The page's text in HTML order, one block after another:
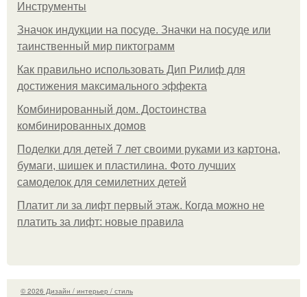
Инструменты
Значок индукции на посуде. Значки на посуде или
таинственный мир пиктограмм
Как правильно использовать Дип Рилиф для
достижения максимального эффекта
Комбинированный дом. Достоинства
комбинированных домов
Поделки для детей 7 лет своими руками из картона,
бумаги, шишек и пластилина. Фото лучших
самоделок для семилетних детей
Платит ли за лифт первый этаж. Когда можно не
платить за лифт: новые правила
© 2026 Дизайн / интерьер / стиль